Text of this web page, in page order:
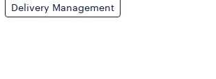
Delivery Management